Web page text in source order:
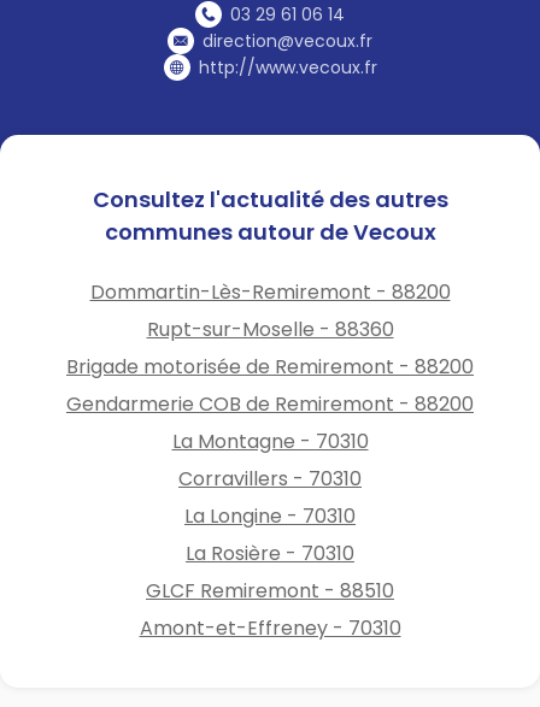
03 29 61 06 14
direction@vecoux.fr
http://www.vecoux.fr
Consultez l'actualité des autres
communes autour de Vecoux
Dommartin-Lès-Remiremont - 88200
Rupt-sur-Moselle - 88360
Brigade motorisée de Remiremont - 88200
Gendarmerie COB de Remiremont - 88200
La Montagne - 70310
Corravillers - 70310
La Longine - 70310
La Rosière - 70310
GLCF Remiremont - 88510
Amont-et-Effreney - 70310